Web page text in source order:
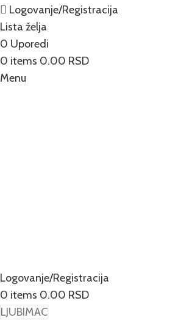
Logovanje/Registracija
Lista želja
0 Uporedi
0 items 0.00 RSD
Menu
Logovanje/Registracija
0 items 0.00 RSD
LJUBIMAC